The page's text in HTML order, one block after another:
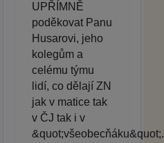
UPŘÍMNĚ
poděkovat Panu
Husarovi, jeho
kolegům a
celému týmu
lidí, co dělají ZN
jak v matice tak
v ČJ tak i v
&quot;všeobecňáku&quot;.